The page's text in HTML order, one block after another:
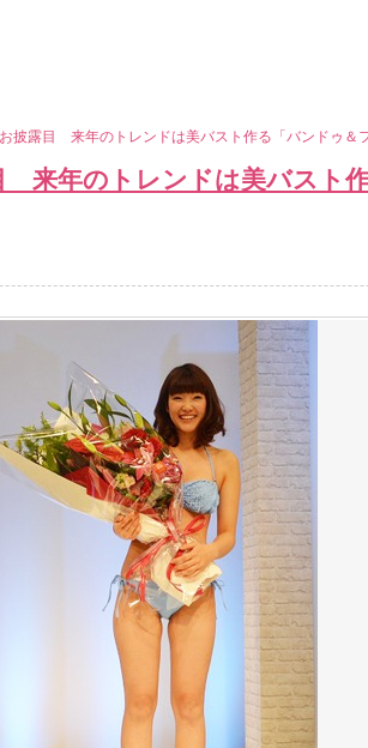
披露目 来年のトレンドは美バスト作る「バンドゥ＆
来年のトレンドは美バスト